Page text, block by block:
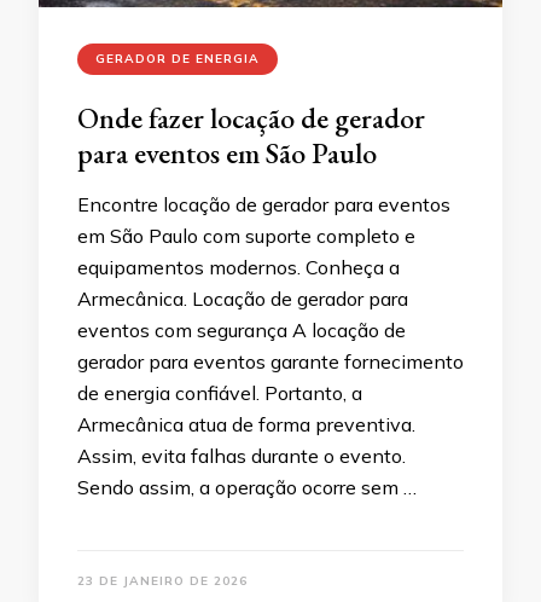
GERADOR DE ENERGIA
Onde fazer locação de gerador
para eventos em São Paulo
Encontre locação de gerador para eventos
em São Paulo com suporte completo e
equipamentos modernos. Conheça a
Armecânica. Locação de gerador para
eventos com segurança A locação de
gerador para eventos garante fornecimento
de energia confiável. Portanto, a
Armecânica atua de forma preventiva.
Assim, evita falhas durante o evento.
Sendo assim, a operação ocorre sem …
23 DE JANEIRO DE 2026